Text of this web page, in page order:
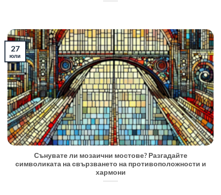
Сънувате ли мозаични мостове? Разгадайте
символиката на свързването на противоположности и
хармони
27
юли